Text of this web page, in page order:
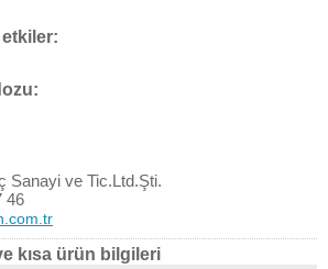
Sanayi ve Tic.Ltd.Şti.
46
kısa ürün bilgileri